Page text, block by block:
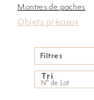
Montres de poches
Objets précieux
Filtres
Tri
N° de Lot